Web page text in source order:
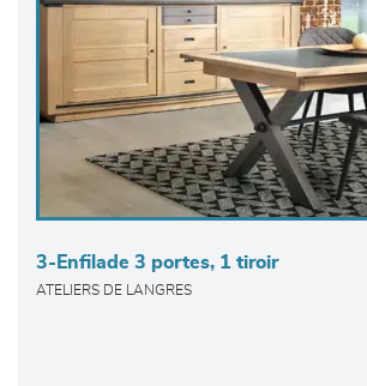
3-Enfilade 3 portes, 1 tiroir
ATELIERS DE LANGRES